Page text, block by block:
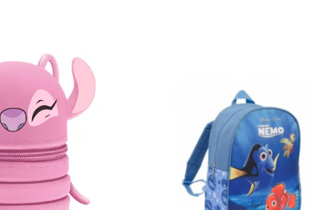
SEVEN silikonska pernica FLEKS - LILO & STITCH - PINK